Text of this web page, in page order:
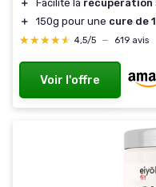
＋ Facilite la récupération
＋
150g pour une cure de
★★★★★
★★★★★ 4,5/5 — 619 avis
Voir l'offre